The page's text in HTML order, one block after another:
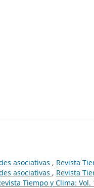
asociativas , Revista
asociativas , Revista
Tiempo y Clima: